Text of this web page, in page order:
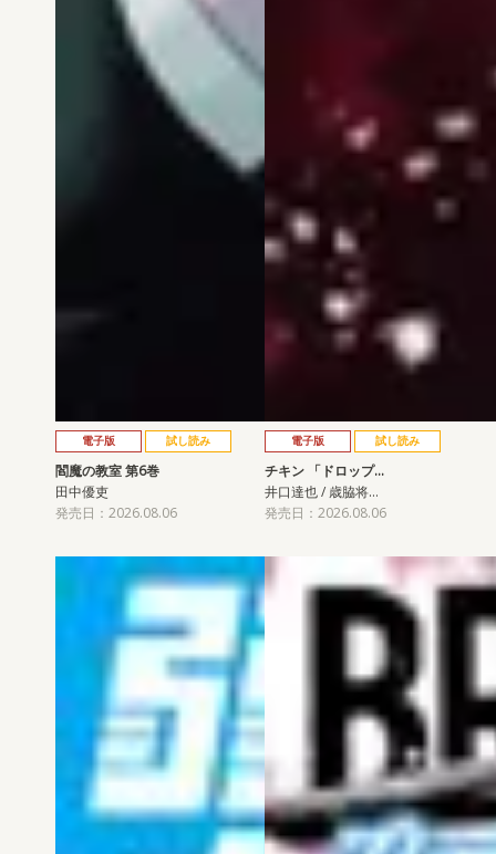
電子版 試し読み
閻魔の教室 第6巻
田中優吏
発売日：2026.08.06
電子版 試し読み
チキン 「ドロップ…
井口達也 / 歳脇将…
発売日：2026.08.06